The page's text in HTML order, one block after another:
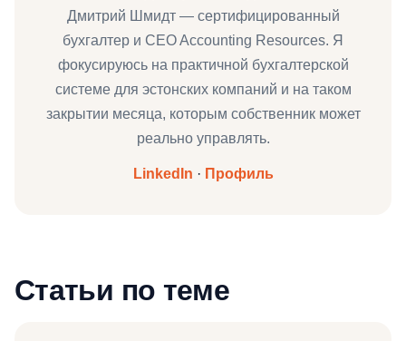
Дмитрий Шмидт — сертифицированный
бухгалтер и CEO Accounting Resources. Я
фокусируюсь на практичной бухгалтерской
системе для эстонских компаний и на таком
закрытии месяца, которым собственник может
реально управлять.
LinkedIn · Профиль
Статьи по теме